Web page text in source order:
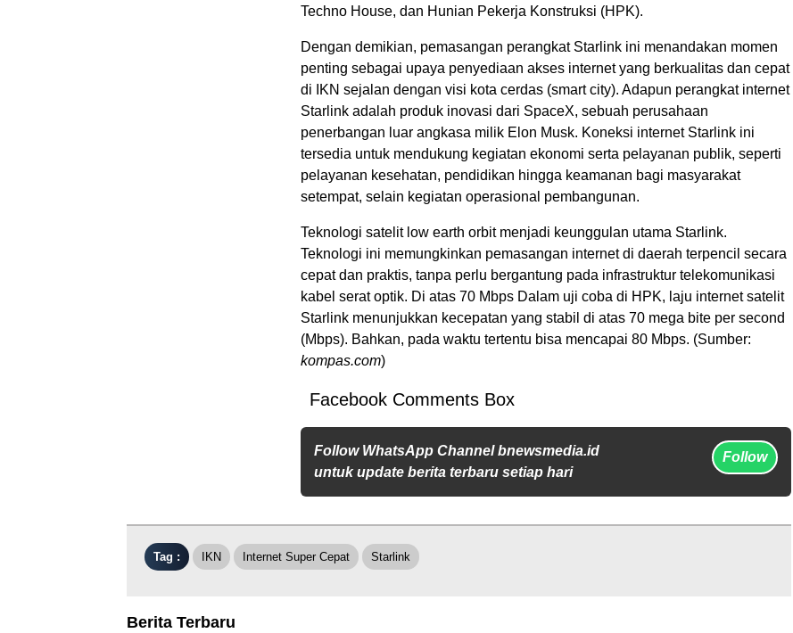
Techno House, dan Hunian Pekerja Konstruksi (HPK).
Dengan demikian, pemasangan perangkat Starlink ini menandakan momen
penting sebagai upaya penyediaan akses internet yang berkualitas dan cepat
di IKN sejalan dengan visi kota cerdas (smart city). Adapun perangkat internet
Starlink adalah produk inovasi dari SpaceX, sebuah perusahaan
penerbangan luar angkasa milik Elon Musk. Koneksi internet Starlink ini
tersedia untuk mendukung kegiatan ekonomi serta pelayanan publik, seperti
pelayanan kesehatan, pendidikan hingga keamanan bagi masyarakat
setempat, selain kegiatan operasional pembangunan.
Teknologi satelit low earth orbit menjadi keunggulan utama Starlink.
Teknologi ini memungkinkan pemasangan internet di daerah terpencil secara
cepat dan praktis, tanpa perlu bergantung pada infrastruktur telekomunikasi
kabel serat optik. Di atas 70 Mbps Dalam uji coba di HPK, laju internet satelit
Starlink menunjukkan kecepatan yang stabil di atas 70 mega bite per second
(Mbps). Bahkan, pada waktu tertentu bisa mencapai 80 Mbps. (Sumber:
kompas.com)
Facebook Comments Box
Follow WhatsApp Channel bnewsmedia.id
untuk update berita terbaru setiap hari
Follow
Tag : IKN Internet Super Cepat Starlink
Berita Terbaru